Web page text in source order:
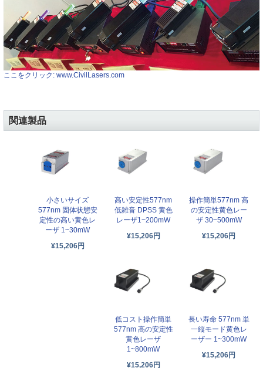
ここをクリック: www.CivilLasers.com
関連製品
小さいサイズ
577nm 固体状態安
定性の高い黄色レ
ーザ 1~30mW
¥15,206円
高い安定性577nm
低雑音 DPSS 黄色
レーザ1~200mW
¥15,206円
操作簡単577nm 高
の安定性黄色レー
ザ 30~500mW
¥15,206円
低コスト操作簡単
577nm 高の安定性
黄色レーザ
1~800mW
¥15,206円
長い寿命 577nm 単
一縦モード黄色レ
ーザー 1~300mW
¥15,206円